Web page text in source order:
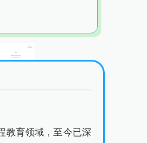
教育领域，至今已深